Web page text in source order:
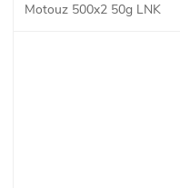
Motouz 500x2 50g LNK